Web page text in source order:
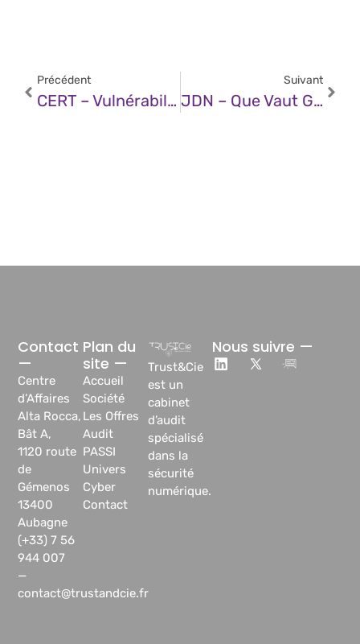
Précédent
CERT – Vulnérabilité Dans Google Chrome (08 Janvier 2025)
Suivant
JDN – Que Vaut Gemini Dans Workspace ? Notre Verdict Après 30 Jours D’utilisation
Trust&Cie
est un
cabinet
d’audit
spécialisé
dans la
sécurité
numérique.
Plan du
site —
Accueil
Société
Les Offres
Audit
PASSI
Univers
Cyber
Contact
Contact
—
Centre
d’Affaires
Alta Rocca,
Bât A,
1120 route
de
Gémenos
13400
Aubagne
(+33) 7 56
944 007
—
contact@trustandcie.fr
Nous suivre —